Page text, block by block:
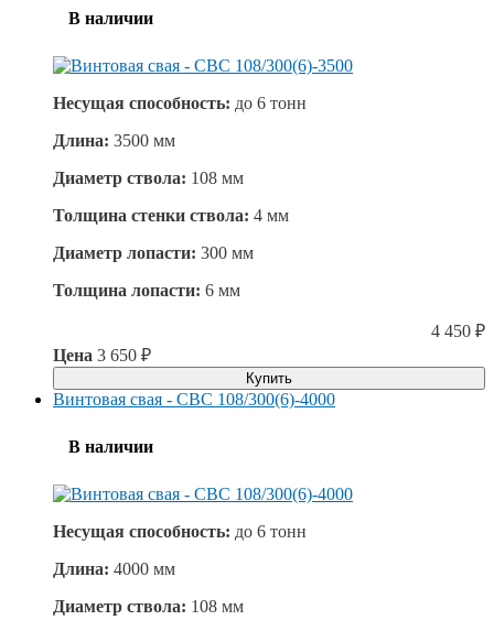
В наличии
Несущая способность: до 6 тонн
Длина: 3500 мм
Диаметр ствола: 108 мм
Толщина стенки ствола: 4 мм
Диаметр лопасти: 300 мм
Толщина лопасти: 6 мм
4 450 ₽
Цена 3 650 ₽
Купить
Винтовая свая - СВС 108/300(6)-4000
В наличии
Несущая способность: до 6 тонн
Длина: 4000 мм
Диаметр ствола: 108 мм